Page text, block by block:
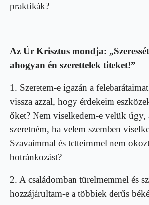
praktikák?
Az Úr Krisztus mondja:
ahogyan én szerettelek titeket!”
1. Szeretem-e igazán a
vissza azzal, hogy érdekeim
őket? Nem viselkedem-e velük úgy,
szeretném, ha velem szemben
Szavaimmal és tetteimmel nem
botránkozást?
2. A családomban türelmemmel és
hozzájárultam-e a többiek derűs